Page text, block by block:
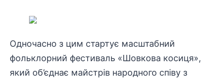
Одночасно з цим стартує масштабний
фольклорний фестиваль «Шовкова косиця»,
який об’єднає майстрів народного співу з